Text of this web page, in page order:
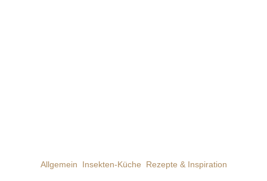
Allgemein Insekten-Küche Rezepte & Inspiration